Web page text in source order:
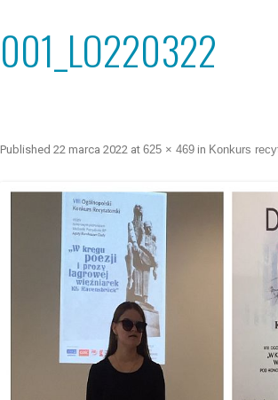
001_LO220322
Published 22 marca 2022 at 625 × 469 in Konkurs